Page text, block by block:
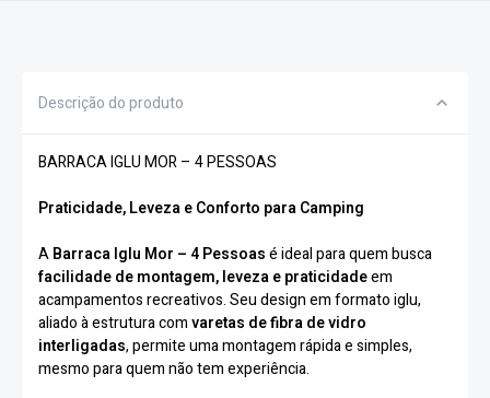
Descrição do produto
BARRACA IGLU MOR – 4 PESSOAS
Praticidade, Leveza e Conforto para Camping
ABarraca Iglu Mor – 4 Pessoasé ideal para quem busca
facilidade de montagem, leveza e praticidadeem
acampamentos recreativos. Seu design em formato iglu,
aliado à estrutura comvaretas de fibra de vidro
interligadas, permite uma montagem rápida e simples,
mesmo para quem não tem experiência.